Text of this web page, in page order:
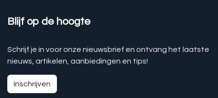
Blijf op de hoogte
Schrijf je in voor onze nieuwsbrief en ontvang het laatste
nieuws, artikelen, aanbiedingen en tips!
Inschrijven